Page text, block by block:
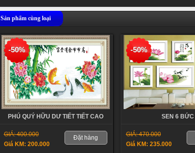
Sản phẩm cùng loại
-50%
PHÚ QUÝ HỮU DƯ TIẾT TIẾT CAO
GIÁ: 400.000
Giá KM: 200.000
Đặt hàng
-50%
SEN 6 BỨC
GIÁ: 470.000
Giá KM: 235.000